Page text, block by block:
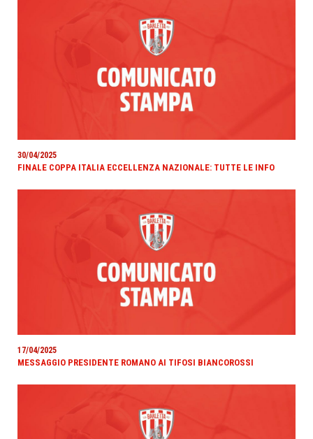
30/04/2025
FINALE COPPA ITALIA ECCELLENZA NAZIONALE: TUTTE LE INFO
17/04/2025
MESSAGGIO PRESIDENTE ROMANO AI TIFOSI BIANCOROSSI